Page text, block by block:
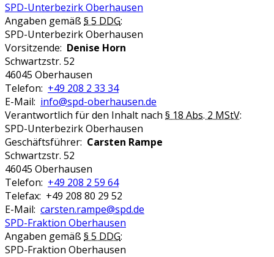
SPD-Unterbezirk Oberhausen
Angaben gemäß § 5 DDG:
SPD-Unterbezirk Oberhausen
Vorsitzende: Denise Horn
Schwartzstr. 52
46045 Oberhausen
Telefon: +49 208 2 33 34
E-Mail: info@spd-oberhausen.de
Verantwortlich für den Inhalt nach § 18 Abs. 2 MStV:
SPD-Unterbezirk Oberhausen
Geschäftsführer: Carsten Rampe
Schwartzstr. 52
46045 Oberhausen
Telefon: +49 208 2 59 64
Telefax: +49 208 80 29 52
E-Mail: carsten.rampe@spd.de
SPD-Fraktion Oberhausen
Angaben gemäß § 5 DDG:
SPD-Fraktion Oberhausen